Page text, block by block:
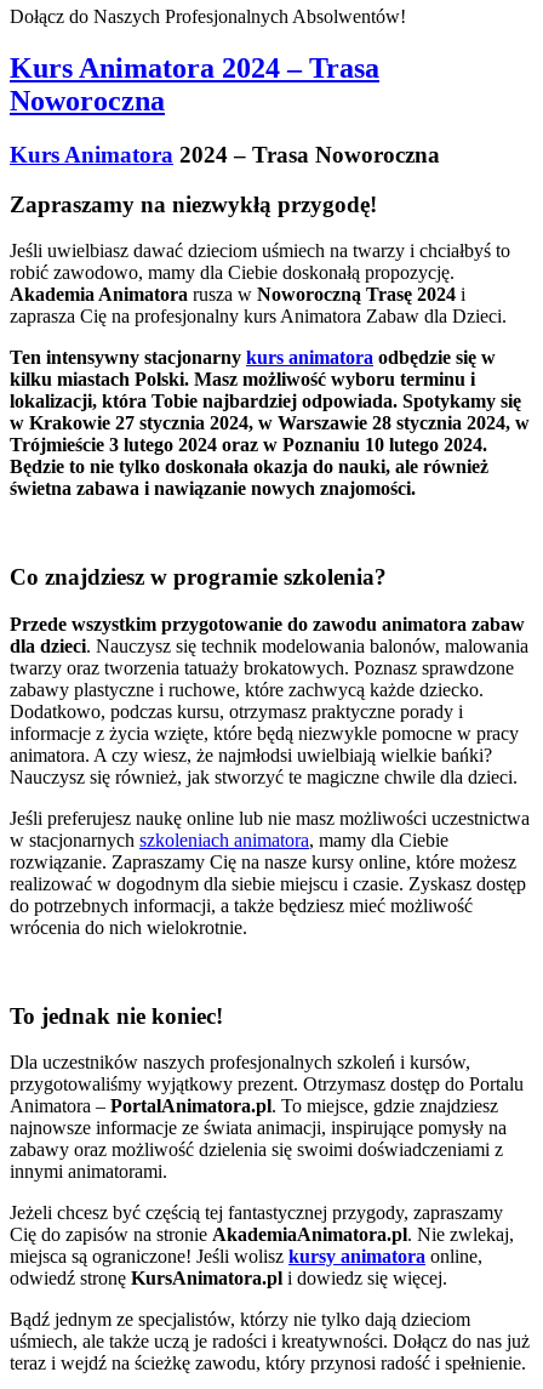
Dołącz do Naszych Profesjonalnych Absolwentów!
Kurs Animatora 2024 – Trasa
Noworoczna
Kurs Animatora 2024 – Trasa Noworoczna
Zapraszamy na niezwykłą przygodę!
Jeśli uwielbiasz dawać dzieciom uśmiech na twarzy i chciałbyś to
robić zawodowo, mamy dla Ciebie doskonałą propozycję.
Akademia Animatora rusza w Noworoczną Trasę 2024 i
zaprasza Cię na profesjonalny kurs Animatora Zabaw dla Dzieci.
Ten intensywny stacjonarny kurs animatora odbędzie się w
kilku miastach Polski. Masz możliwość wyboru terminu i
lokalizacji, która Tobie najbardziej odpowiada. Spotykamy się
w Krakowie 27 stycznia 2024, w Warszawie 28 stycznia 2024, w
Trójmieście 3 lutego 2024 oraz w Poznaniu 10 lutego 2024.
Będzie to nie tylko doskonała okazja do nauki, ale również
świetna zabawa i nawiązanie nowych znajomości.
Co znajdziesz w programie szkolenia?
Przede wszystkim przygotowanie do zawodu animatora zabaw
dla dzieci. Nauczysz się technik modelowania balonów, malowania
twarzy oraz tworzenia tatuaży brokatowych. Poznasz sprawdzone
zabawy plastyczne i ruchowe, które zachwycą każde dziecko.
Dodatkowo, podczas kursu, otrzymasz praktyczne porady i
informacje z życia wzięte, które będą niezwykle pomocne w pracy
animatora. A czy wiesz, że najmłodsi uwielbiają wielkie bańki?
Nauczysz się również, jak stworzyć te magiczne chwile dla dzieci.
Jeśli preferujesz naukę online lub nie masz możliwości uczestnictwa
w stacjonarnych szkoleniach animatora, mamy dla Ciebie
rozwiązanie. Zapraszamy Cię na nasze kursy online, które możesz
realizować w dogodnym dla siebie miejscu i czasie. Zyskasz dostęp
do potrzebnych informacji, a także będziesz mieć możliwość
wrócenia do nich wielokrotnie.
To jednak nie koniec!
Dla uczestników naszych profesjonalnych szkoleń i kursów,
przygotowaliśmy wyjątkowy prezent. Otrzymasz dostęp do Portalu
Animatora – PortalAnimatora.pl. To miejsce, gdzie znajdziesz
najnowsze informacje ze świata animacji, inspirujące pomysły na
zabawy oraz możliwość dzielenia się swoimi doświadczeniami z
innymi animatorami.
Jeżeli chcesz być częścią tej fantastycznej przygody, zapraszamy
Cię do zapisów na stronie AkademiaAnimatora.pl. Nie zwlekaj,
miejsca są ograniczone! Jeśli wolisz kursy animatora online,
odwiedź stronę KursAnimatora.pl i dowiedz się więcej.
Bądź jednym ze specjalistów, którzy nie tylko dają dzieciom
uśmiech, ale także uczą je radości i kreatywności. Dołącz do nas już
teraz i wejdź na ścieżkę zawodu, który przynosi radość i spełnienie.